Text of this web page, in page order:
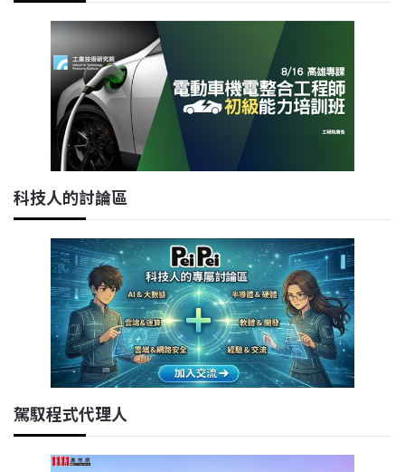
科技人的討論區
駕馭程式代理人